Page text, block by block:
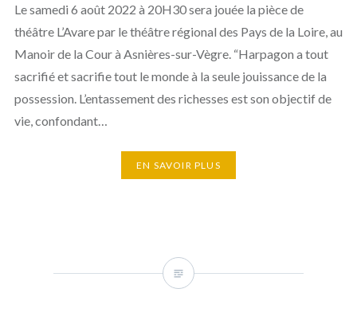
Le samedi 6 août 2022 à 20H30 sera jouée la pièce de
théâtre L’Avare par le théâtre régional des Pays de la Loire, au
Manoir de la Cour à Asnières-sur-Vègre. “Harpagon a tout
sacrifié et sacrifie tout le monde à la seule jouissance de la
possession. L’entassement des richesses est son objectif de
vie, confondant…
EN SAVOIR PLUS